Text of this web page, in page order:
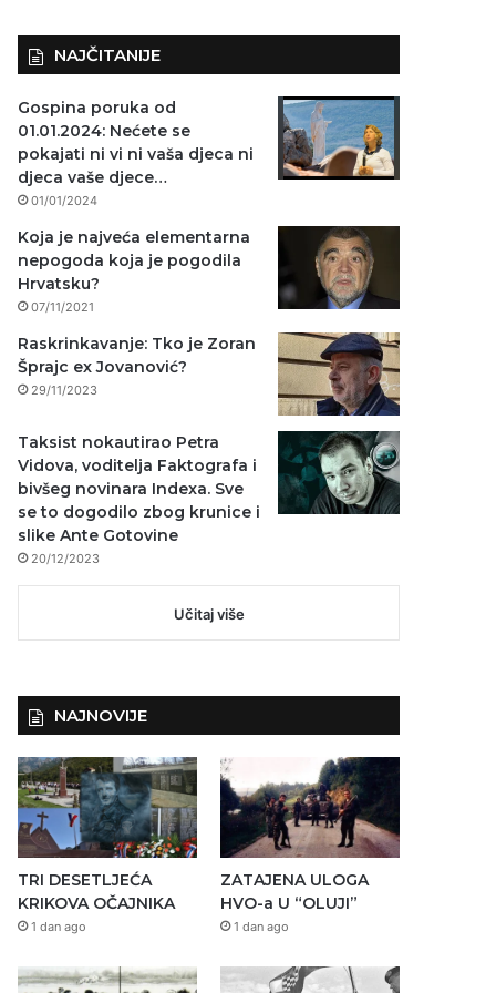
NAJČITANIJE
Gospina poruka od
01.01.2024: Nećete se
pokajati ni vi ni vaša djeca ni
djeca vaše djece…
01/01/2024
Koja je najveća elementarna
nepogoda koja je pogodila
Hrvatsku?
07/11/2021
Raskrinkavanje: Tko je Zoran
Šprajc ex Jovanović?
29/11/2023
Taksist nokautirao Petra
Vidova, voditelja Faktografa i
bivšeg novinara Indexa. Sve
se to dogodilo zbog krunice i
slike Ante Gotovine
20/12/2023
Učitaj više
NAJNOVIJE
TRI DESETLJEĆA
KRIKOVA OČAJNIKA
1 dan ago
ZATAJENA ULOGA
HVO-a U “OLUJI”
1 dan ago